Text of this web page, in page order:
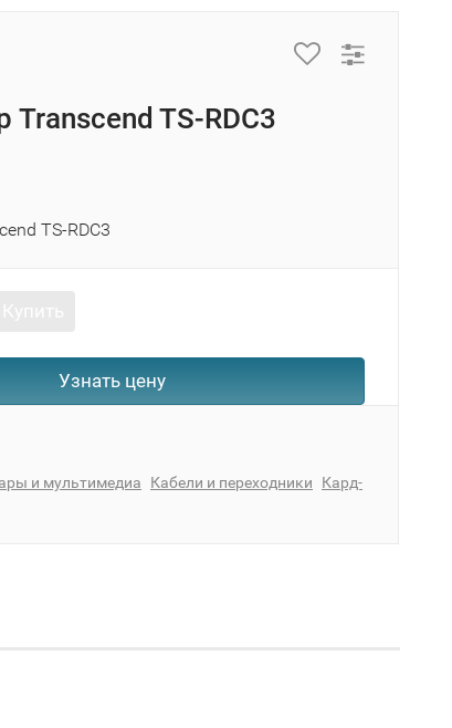
Transcend TS-RDC3
TS-RDC3
Узнать цену
и мультимедиа Кабели и переходники
Кард-